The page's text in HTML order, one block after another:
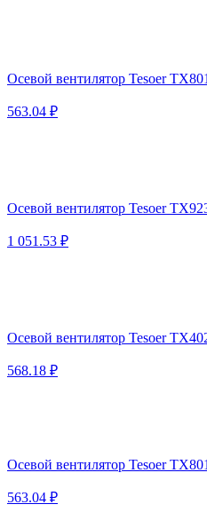
Осевой вентилятор Tesoer
563.04 ₽
Осевой вентилятор Tesoer
1 051.53 ₽
Осевой вентилятор Tesoer
568.18 ₽
Осевой вентилятор Tesoer
563.04 ₽